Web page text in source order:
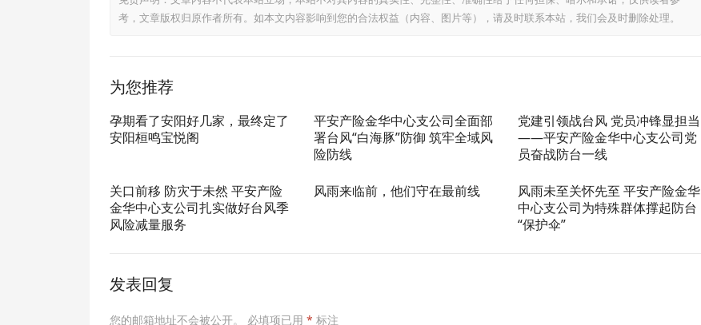
考，文章版权归原作者所有。如本文内容影响到您的合法权益（内容、图片等），请及时联系本站，我们会及时删除处理。
为您推荐
孕期看了安阳好几家，最终定了
安阳桓鸣宝悦阁
平安产险金华中心支公司全面部
署台风“白海豚”防御 筑牢全域风
险防线
党建引领战台风 党员冲锋显担当
——平安产险金华中心支公司党
员奋战防台一线
关口前移 防灾于未然 平安产险
金华中心支公司扎实做好台风季
风险减量服务
风雨来临前，他们守在最前线
风雨未至关怀先至 平安产险金华
中心支公司为特殊群体撑起防台
“保护伞”
发表回复
您的邮箱地址不会被公开。 必填项已用 * 标注